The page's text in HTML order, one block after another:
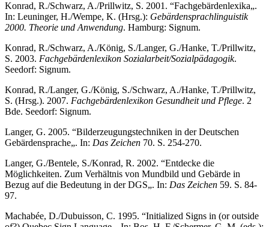
Konrad, R./Schwarz, A./Prillwitz, S. 2001. “Fachgebärdenlexika„.
In: Leuninger, H./Wempe, K. (Hrsg.): Gebärdensprachlinguistik
2000. Theorie und Anwendung. Hamburg: Signum.
Konrad, R./Schwarz, A./König, S./Langer, G./Hanke, T./Prillwitz,
S. 2003. Fachgebärdenlexikon Sozialarbeit/Sozialpädagogik.
Seedorf: Signum.
Konrad, R./Langer, G./König, S./Schwarz, A./Hanke, T./Prillwitz,
S. (Hrsg.). 2007. Fachgebärdenlexikon Gesundheit und Pflege. 2
Bde. Seedorf: Signum.
Langer, G. 2005. “Bilderzeugungstechniken in der Deutschen
Gebärdensprache„. In: Das Zeichen 70. S. 254-270.
Langer, G./Bentele, S./Konrad, R. 2002. “Entdecke die
Möglichkeiten. Zum Verhältnis von Mundbild und Gebärde in
Bezug auf die Bedeutung in der DGS„. In: Das Zeichen 59. S. 84-
97.
Machabée, D./Dubuisson, C. 1995. “Initialized Signs in (or outside